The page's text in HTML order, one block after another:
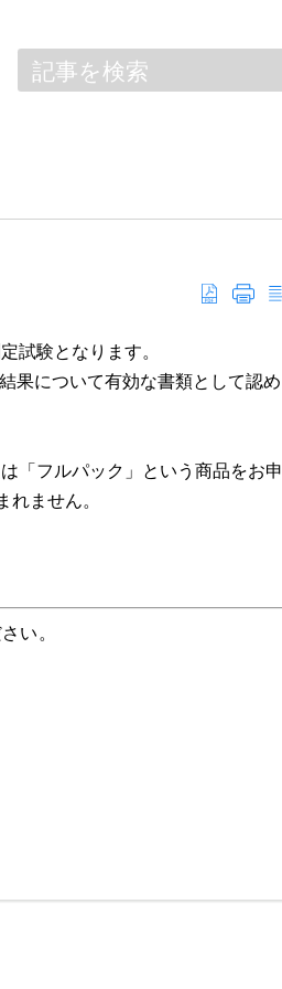
試験となります。
果について有効な書類として認め
「フルパック」という商品をお申
ません。
い。